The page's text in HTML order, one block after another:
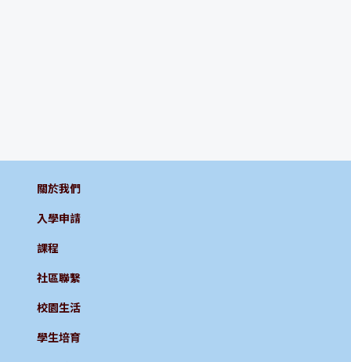
關於我們
入學申請
課程
社區聯繫
校園生活
學生培育